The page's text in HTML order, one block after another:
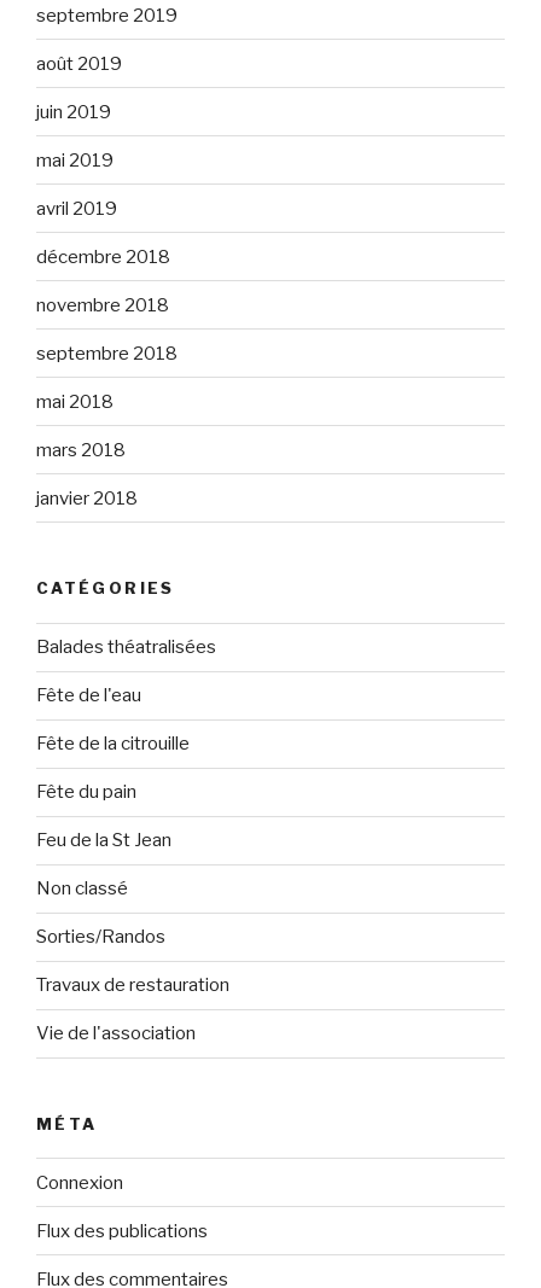
septembre 2019
août 2019
juin 2019
mai 2019
avril 2019
décembre 2018
novembre 2018
septembre 2018
mai 2018
mars 2018
janvier 2018
CATÉGORIES
Balades théatralisées
Fête de l'eau
Fête de la citrouille
Fête du pain
Feu de la St Jean
Non classé
Sorties/Randos
Travaux de restauration
Vie de l'association
MÉTA
Connexion
Flux des publications
Flux des commentaires